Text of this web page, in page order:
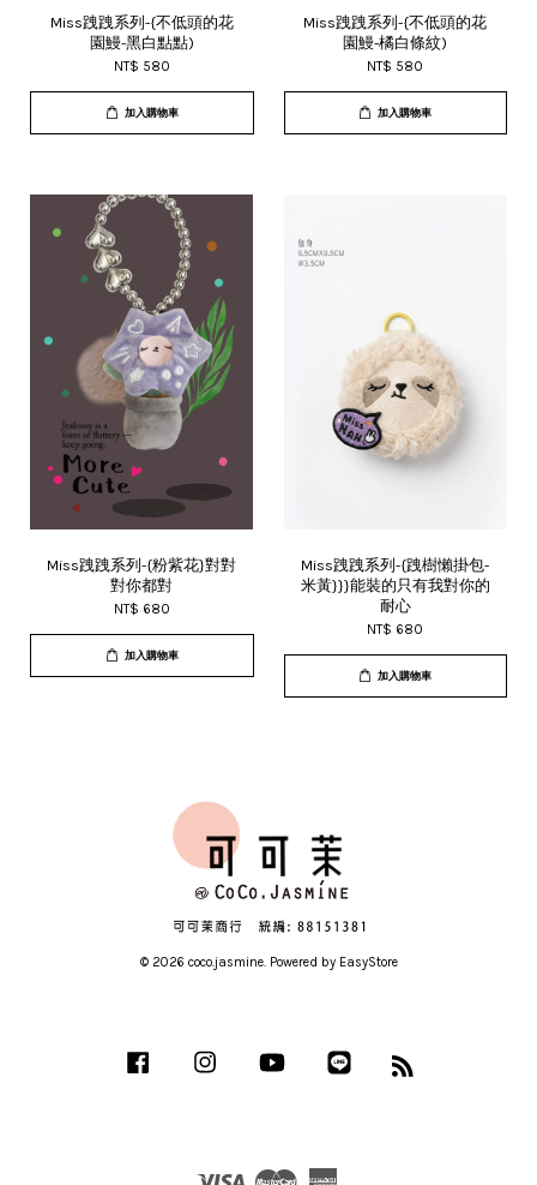
Miss跩跩系列-{不低頭的花
園鰻-黑白點點)
NT$ 580
加入購物車
Miss跩跩系列-{不低頭的花
園鰻-橘白條紋)
NT$ 580
加入購物車
Miss跩跩系列-{粉紫花}對對
對你都對
NT$ 680
加入購物車
Miss跩跩系列-{跩樹懶掛包-
米黃}}}能裝的只有我對你的
耐心
NT$ 680
加入購物車
© 2026 coco.jasmine. Powered by EasyStore
Facebook Instagram YouTube
Visa Master